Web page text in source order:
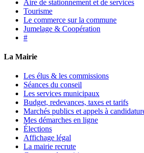
Aire de stationnement et de services
Tourisme
Le commerce sur la commune
Jumelage & Coopération
#
La Mairie
Les élus & les commissions
Séances du conseil
Les services municipaux
Budget, redevances, taxes et tarifs
Marchés publics et appels à
Mes démarches en ligne
Élections
Affichage légal
La mairie recrute